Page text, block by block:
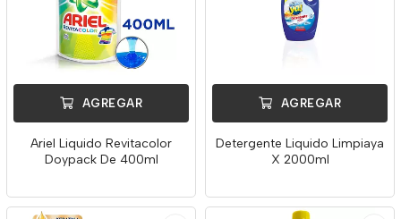
AGREGAR
Ariel Liquido Revitacolor
Doypack De 400ml
AGREGAR
Detergente Liquido Limpiaya
X 2000ml